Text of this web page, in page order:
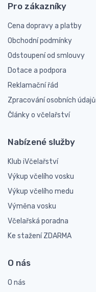
Pro zákazníky
Cena dopravy a platby
Obchodní podmínky
Odstoupení od smlouvy
Dotace a podpora
Reklamační řád
Zpracování osobních údajů
Články o včelařství
Nabízené služby
Klub iVčelařství
Výkup včelího vosku
Výkup včelího medu
Výměna vosku
Včelařská poradna
Ke stažení ZDARMA
O nás
O nás